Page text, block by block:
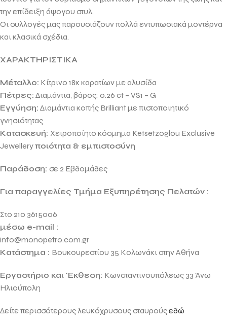
την επίδειξη άψογου στυλ.
Οι συλλογές μας παρουσιάζουν πολλά εντυπωσιακά μοντέρνα
και κλασικά σχέδια.
ΧΑΡΑΚΤΗΡΙΣΤΙΚΑ
Μέταλλο: Κίτρινο 18κ καρατίων με αλυσίδα
Πέτρες: Διαμάντια, βάρος: 0.26 ct – VS1 – G
Εγγύηση: Διαμάντια κοπής Brilliant με πιστοποιητικό
γνησιότητας
Κατασκευή: Χειροποίητο κόσμημα Ketsetzoglou Exclusive
Jewelleryποιότητα & εμπιστοσύνη
Παράδοση: σε 2 Eβδομάδες
Για παραγγελίες Τμήμα Εξυπηρέτησης Πελατών :
Στο 210 3615006
μέσω e-mail :
info@monopetro.com.gr
Κατάστημα : Βουκουρεστίου 35 Κολωνάκι στην Αθήνα
Εργαστήριο και Έκθεση: Κωνσταντινουπόλεως 33 Άνω
Ηλιούπολη
Δείτε περισσότερους λευκόχρυσους σταυρούςεδώ